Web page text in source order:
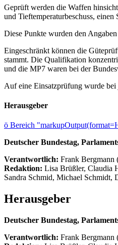
Geprüft werden die Waffen
und Tieftemperaturbeschuss,
Diese Punkte wurden den
Eingeschränkt können die
stammt. Die Qualifikation
und die MP7 waren bei der
Auf eine Einsatzprüfung wurde
Herausgeber
ö Bereich
Deutscher Bundestag,
Verantwortlich: Frank Bergmann
Redaktion: Lisa Brüßler, Claudia
Sandra Schmid, Michael Schmidt,
Herausgeber
Deutscher Bundestag,
Verantwortlich: Frank Bergmann